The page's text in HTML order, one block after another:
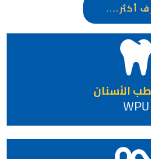
أكثر....
الأسنان
WPU